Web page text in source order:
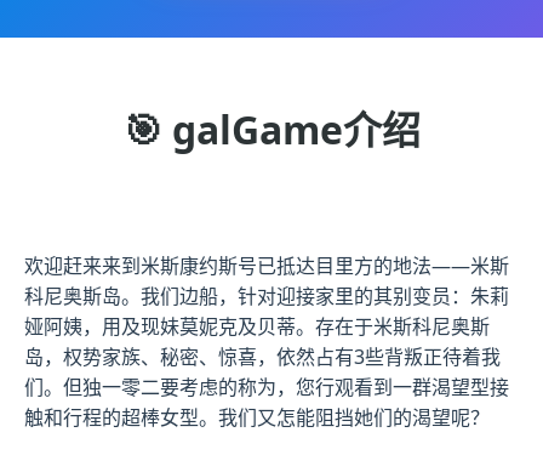
🎯 galGame介绍
欢迎赶来来到米斯康约斯号已抵达目里方的地法——米斯
科尼奥斯岛。我们边船，针对迎接家里的其别变员：朱莉
娅阿姨，用及现妹莫妮克及贝蒂。存在于米斯科尼奥斯
岛，权势家族、秘密、惊喜，依然占有3些背叛正待着我
们。但独一零二要考虑的称为，您行观看到一群渴望型接
触和行程的超棒女型。我们又怎能阻挡她们的渴望呢？